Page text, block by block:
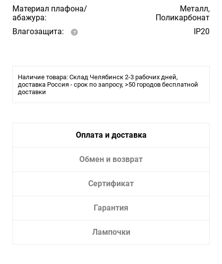
Материал плафона/
абажура:
Металл,
Поликарбонат
Влагозащита:
IP20
Наличие товара: Склад Челябинск 2-3 рабочих дней,
доставка Россия - срок по запросу, >50 городов бесплатной
доставки
Оплата и доставка
Обмен и возврат
Сертификат
Гарантия
Лампочки